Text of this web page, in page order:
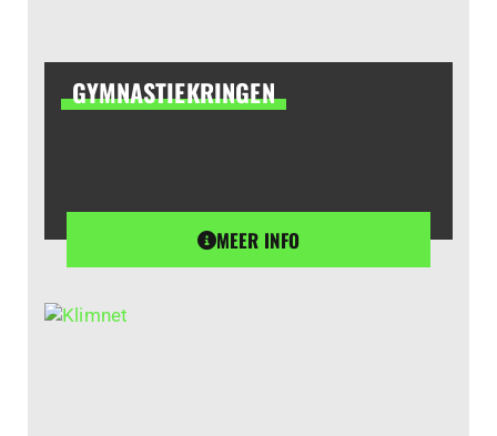
GYMNASTIEKRINGEN
MEER INFO